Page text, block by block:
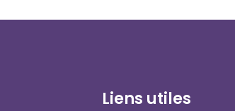
Liens utiles